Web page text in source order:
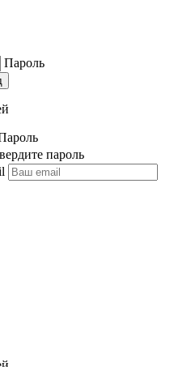
Пароль
пароль